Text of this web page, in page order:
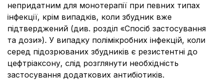
непридатним для монотерапії при певних типах
інфекції, крім випадків, коли збудник вже
підтверджений (див. розділ «Спосіб застосування
та дози»). У випадку полімікробних інфекцій, коли
серед підозрюваних збудників є резистентні до
цефтріаксону, слід розглянути необхідність
застосування додаткових антибіотиків.